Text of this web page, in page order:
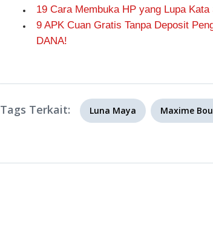
19 Cara Membuka HP yang Lupa
9 APK Cuan Gratis Tanpa Deposit
DANA!
Tags Terkait: Luna Maya Maxime